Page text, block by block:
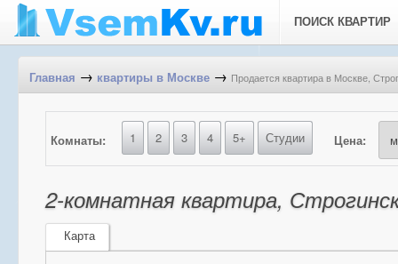
ПОИСК КВАРТИР
Главная → квартиры в Москве → Продается квартира в Москве,
Комнаты: 1 2 3 4 5+ Студии Цена:
2-комнатная квартира,
Карта